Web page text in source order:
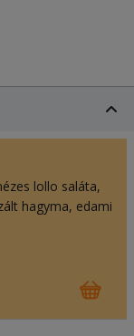
lollo saláta,
hagyma, edami